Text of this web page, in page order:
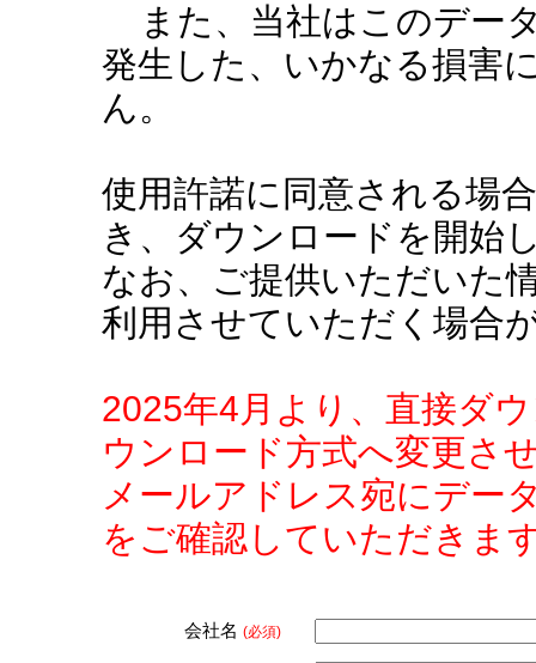
また、当社はこのデー
発生した、いかなる損害
ん。
使用許諾に同意される場
き、ダウンロードを開始
なお、ご提供いただいた
利用させていただく場合
2025年4月より、直接ダ
ウンロード方式へ変更さ
メールアドレス宛にデー
をご確認していただきま
会社名 (必須)